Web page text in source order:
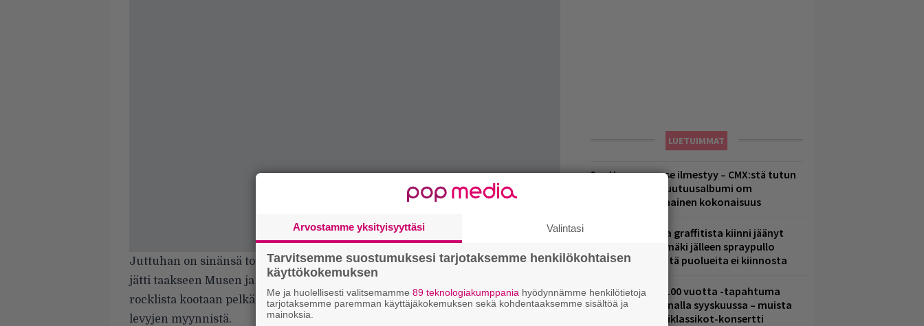
Juttuhan on sinänsä totta, Stand Up and Fight todellakin debytoi neljäntenä ja
jätti taakseen Musen ja Guns N’ Rosesin. Mutta tietääkseni totta on sekin, että
rocklista kootaan pelkästään rockiin erikoistuneiden liikkeiden fyysisten
levyjen myynnistä.
LUETUIMMAT
Huomenna se ilmestyy – CMX:stä tutun
A.W. Yrjänän uutuusalbumi om
mammuttimainen kokonaisuus
Laittomasta graffitista kiinni jäänyt
Paavo Arhinmäki jälleen spraypullo
kädessä – näitä puolueita ei kiinnosta
Valtava Yle 100 vuotta -tapahtuma
Veikkaus Arenalla syyskuussa – muista
myös metalliklassikot-konsertti
Arvostamme yksityisyyttäsi Valintasi
Tarvitsemme suostumuksesi tarjotaksemme henkilökohtaisen
käyttökokemuksen
Me ja huolellisesti valitsemamme 89 teknologiakumppania hyödynnämme henkilötietoja
tarjotaksemme paremman käyttäjäkokemuksen sekä kohdentaaksemme sisältöä ja
mainoksia.